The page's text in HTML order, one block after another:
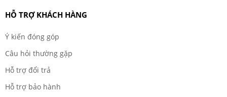
HỖ TRỢ KHÁCH HÀNG
Ý kiến đóng góp
Câu hỏi thường gặp
Hỗ trợ đổi trả
Hỗ trợ bảo hành